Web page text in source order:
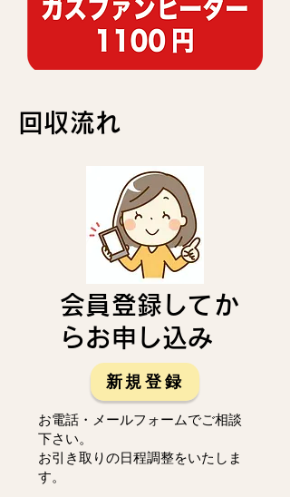
回収流れ
会員登録してか
らお申し込み
新規登録
お電話・メールフォームでご相談
下さい。
お引き取りの日程調整をいたしま
す。